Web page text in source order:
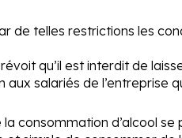
de telles restrictions les
qu’il est interdit de
aux salariés de
la consommation d’alcool